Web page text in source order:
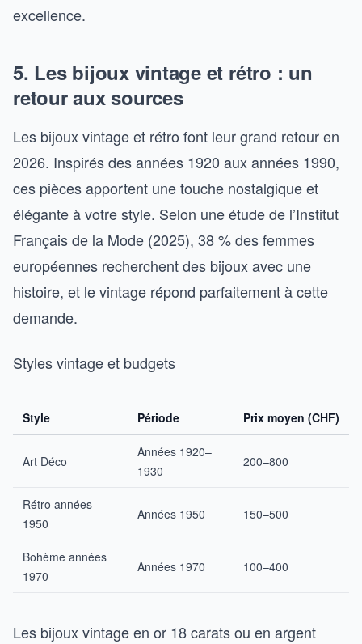
excellence.
5. Les bijoux vintage et rétro : un
retour aux sources
Les bijoux vintage et rétro font leur grand retour en
2026. Inspirés des années 1920 aux années 1990,
ces pièces apportent une touche nostalgique et
élégante à votre style. Selon une étude de l’Institut
Français de la Mode (2025), 38 % des femmes
européennes recherchent des bijoux avec une
histoire, et le vintage répond parfaitement à cette
demande.
Styles vintage et budgets
Style Période Prix moyen (CHF)
Art Déco
Années 1920–
1930
200–800
Rétro années
1950
Années 1950 150–500
Bohème années
1970
Années 1970 100–400
Les bijoux vintage en or 18 carats ou en argent